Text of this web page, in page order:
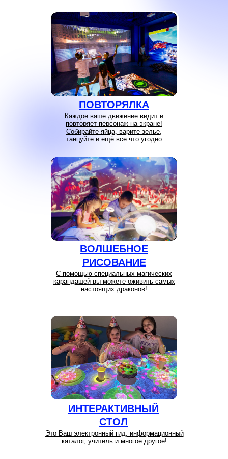
ПОВТОРЯЛКА
Каждое ваше движение видит и
повторяет персонаж на экране!
Собирайте яйца, варите зелье,
танцуйте и ещё все что угодно
ВОЛШЕБНОЕ
РИСОВАНИЕ
С помощью специальных магических
карандашей вы можете оживить самых
настоящих драконов!
ИНТЕРАКТИВНЫЙ
СТОЛ
Это Ваш электронный гид, информационный
каталог, учитель и многое другое!